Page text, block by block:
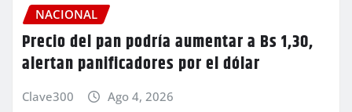
NACIONAL
Precio del pan podría aumentar a Bs 1,30,
alertan panificadores por el dólar
Clave300 Ago 4, 2026